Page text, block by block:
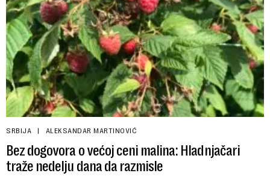
SRBIJA ALEKSANDAR MARTINOVIĆ
Bez dogovora o većoj ceni malina: Hladnjačari
traže nedelju dana da razmisle